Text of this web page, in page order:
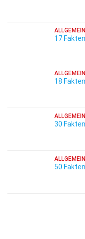
ALLGEMEIN
17
ALLGEMEIN
18
ALLGEMEIN
30
ALLGEMEIN
50